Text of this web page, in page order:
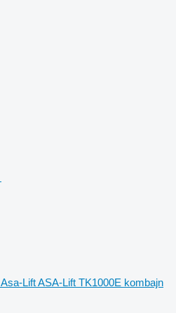
Asa-Lift ASA-Lift TK1000E kombajn